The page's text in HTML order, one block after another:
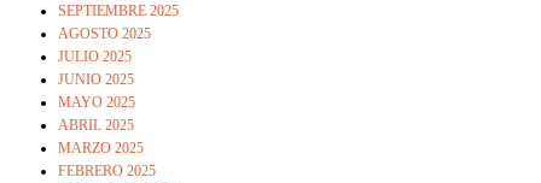
SEPTIEMBRE 2025
AGOSTO 2025
JULIO 2025
JUNIO 2025
MAYO 2025
ABRIL 2025
MARZO 2025
FEBRERO 2025